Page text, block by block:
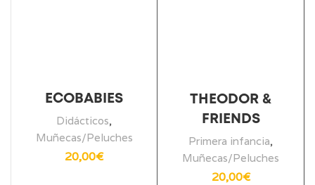
ECOBABIES
Didácticos,
Muñecas/Peluches
20,00€
THEODOR &
FRIENDS
Primera infancia,
Muñecas/Peluches
20,00€